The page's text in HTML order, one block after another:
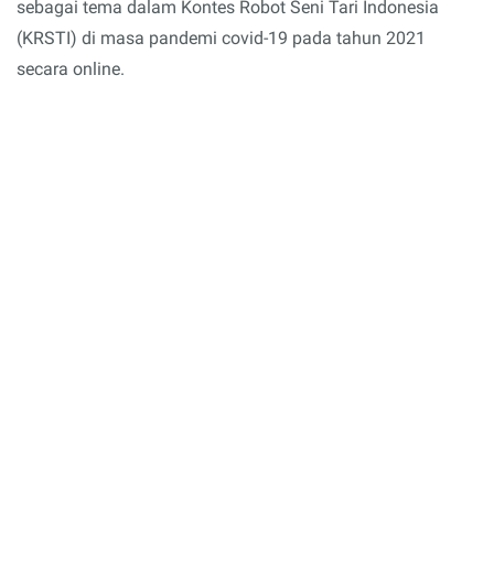
sebagai tema dalam Kontes Robot Seni Tari Indonesia
(KRSTI) di masa pandemi covid-19 pada tahun 2021
secara online.